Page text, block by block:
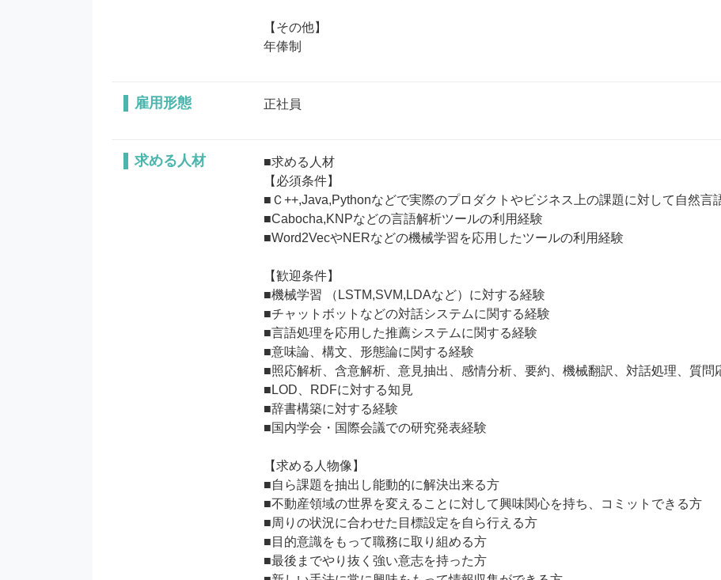
【その他】
年俸制
雇用形態 正社員
求める人材
■求める人材
【必須条件】
■Ｃ++,Java,Pythonなどで実際のプロダクトやビジネス上の課題に対して自然言
■Cabocha,KNPなどの言語解析ツールの利用経験
■Word2VecやNERなどの機械学習を応用したツールの利用経験
【歓迎条件】
■機械学習 （LSTM,SVM,LDAなど）に対する経験
■チャットボットなどの対話システムに関する経験
■言語処理を応用した推薦システムに関する経験
■意味論、構文、形態論に関する経験
■照応解析、含意解析、意見抽出、感情分析、要約、機械翻訳、対話処理、質
■LOD、RDFに対する知見
■辞書構築に対する経験
■国内学会・国際会議での研究発表経験
【求める人物像】
■自ら課題を抽出し能動的に解決出来る方
■不動産領域の世界を変えることに対して興味関心を持ち、コミットできる方
■周りの状況に合わせた目標設定を自ら行える方
■目的意識をもって職務に取り組める方
■最後までやり抜く強い意志を持った方